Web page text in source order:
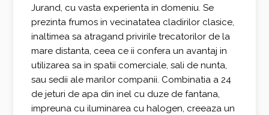
Jurand, cu vasta experienta in domeniu. Se
prezinta frumos in vecinatatea cladirilor clasice,
inaltimea sa atragand privirile trecatorilor de la
mare distanta, ceea ce ii confera un avantaj in
utilizarea sa in spatii comerciale, sali de nunta,
sau sedii ale marilor companii. Combinatia a 24
de jeturi de apa din inel cu duze de fantana,
impreuna cu iluminarea cu halogen, creeaza un